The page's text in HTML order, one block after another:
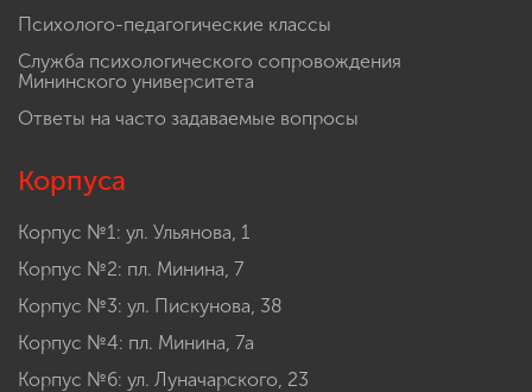
Психолого-педагогические классы
Служба психологического сопровождения
Мининского университета
Ответы на часто задаваемые вопросы
Корпуса
Корпус №1: ул. Ульянова, 1
Корпус №2: пл. Минина, 7
Корпус №3: ул. Пискунова, 38
Корпус №4: пл. Минина, 7а
Корпус №6: ул. Луначарского, 23